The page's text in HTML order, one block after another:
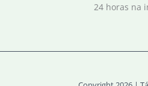
24 horas na